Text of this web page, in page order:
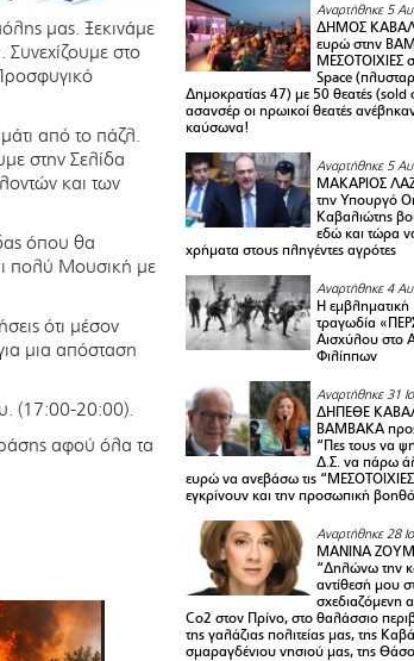
μας. Ξεκινάμε
Συνεχίζουμε στο
από το πάζλ.
στην Σελίδα
και των
όπου θα
πολύ Μουσική με
ότι μέσον
μια απόσταση
(17:00-20:00).
αφού όλα τα
Αναρτήθηκε 5
ΔΗΜΟΣ
ευρώ στην
ΜΕΣΟΤΟΙΧΙΕΣ
Space
Δημοκρατίας 47) με 50 θεατές
ασανσέρ οι ηρωικοί θεατές
καύσωνα!
Αναρτήθηκε 5
ΜΑΚΑΡΙΟΣ
την Υπουργό
Καβαλιώτης
εδώ και τώρα
χρήματα στους πληγέντες αγρότες
Αναρτήθηκε 4
Η εμβληματική
τραγωδία
Αισχύλου στο
Φιλίππων
Αναρτήθηκε 31
ΔΗΠΕΘΕ
ΒΑΜΒΑΚΑ
“Πες τους να
Δ.Σ. να πάρω
ευρώ να ανεβάσω τις
εγκρίνουν και την προσωπική
Αναρτήθηκε 28
ΜΑΝΙΝΑ
“Δηλώνω την
αντίθεσή μου
σχεδιαζόμενη
Co2 στον Πρίνο, στο θαλάσσιο
της γαλάζιας πολιτείας μας, της
σμαραγδένιου νησιού μας, της